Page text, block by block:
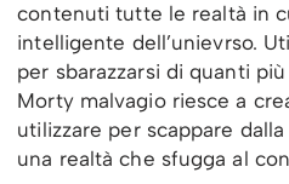
contenuti tutte le realtà in
intelligente dell’unievrso.
per sbarazzarsi di quanti
Morty malvagio riesce a
utilizzare per scappare
una realtà che sfugga al